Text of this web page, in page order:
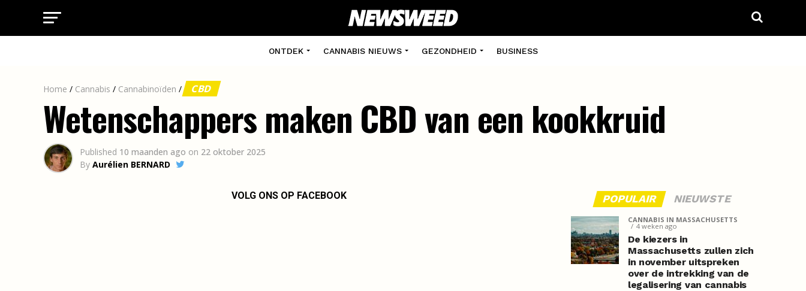
ONTDEK CANNABIS NIEUWS GEZONDHEID BUSINESS
Home / Cannabis / Cannabinoïden / CBD
Wetenschappers maken CBD van een kookkruid
Published 10 maanden ago on 22 oktober 2025
By Aurélien BERNARD
VOLG ONS OP FACEBOOK POPULAIR NIEUWSTE
CANNABIS IN MASSACHUSETTS
4 weken ago
De kiezers in
Massachusetts zullen zich
in november uitspreken
over de intrekking van de
legalisering van cannabis